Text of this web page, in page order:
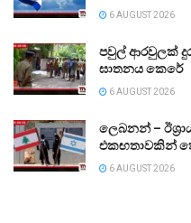
6 AUGUST 2026
පවුල් ආරවුලක්
ඝාතනය කෙරේ
6 AUGUST 2026
ලෙබනන් –
එකඟතාවකින්
6 AUGUST 2026